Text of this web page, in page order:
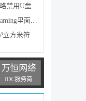
略禁用USB、
文件可以删除
米符号的方
万恒网络
IDC服务商